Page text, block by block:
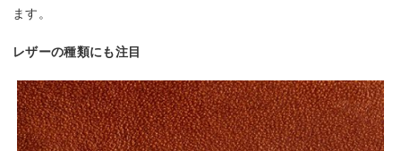
ます。
レザーの種類にも注目